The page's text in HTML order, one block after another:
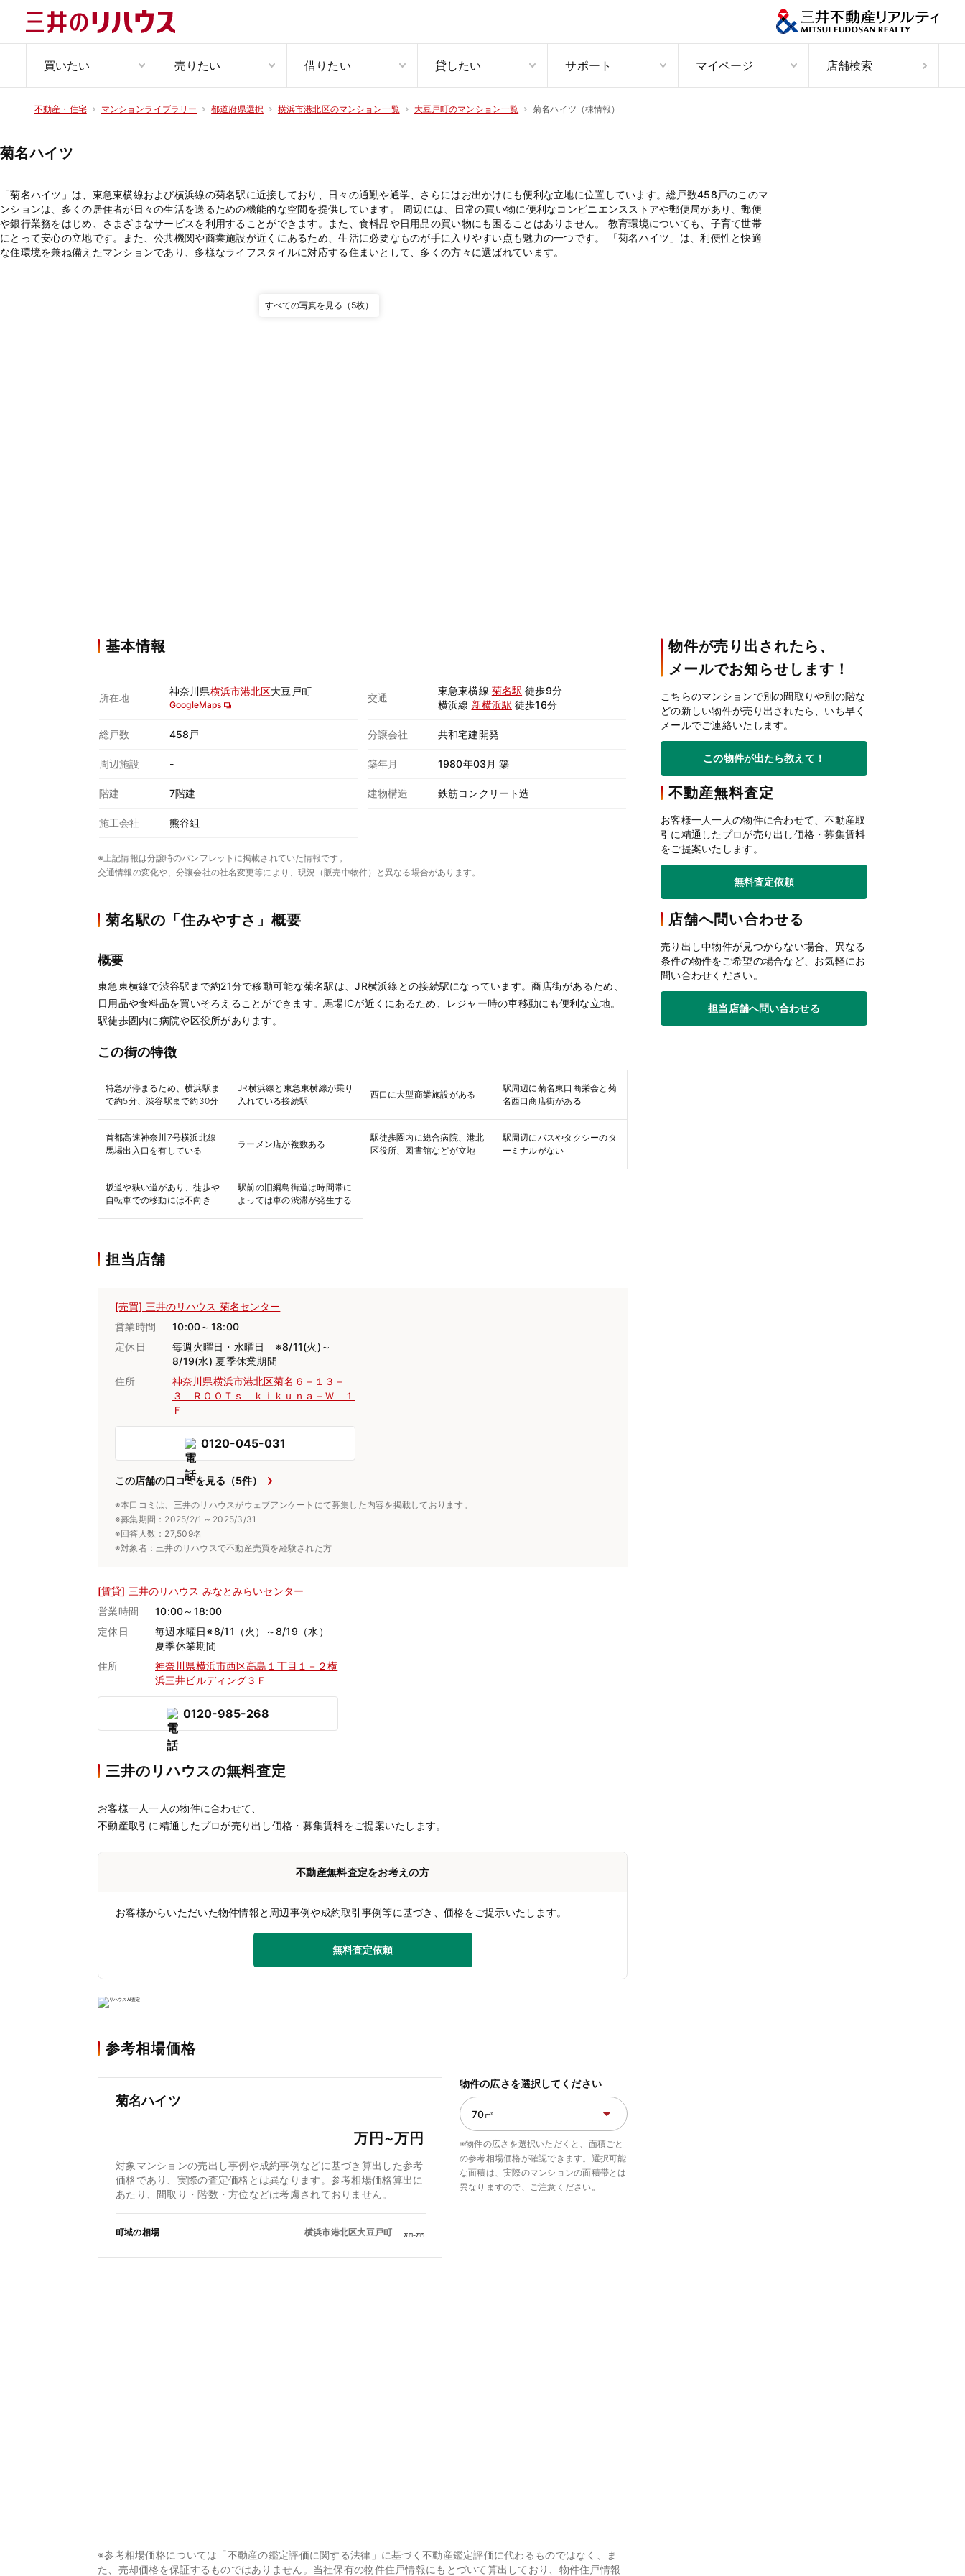
買いたい 売りたい 借りたい 貸したい サポート マイページ 店舗検索
不動産・住宅 マンションライブラリー 都道府県選択 横浜市港北区のマンション一覧 大豆戸町のマンション一覧 菊名ハイツ（棟情報）
菊名ハイツ
「菊名ハイツ」は、東急東横線および横浜線の菊名駅に近接しており、日々の通勤や通学、さらにはお出かけにも便利な立地に位置しています。総戸数458戸のこのマ
ンションは、多くの居住者が日々の生活を送るための機能的な空間を提供しています。 周辺には、日常の買い物に便利なコンビニエンスストアや郵便局があり、郵便
や銀行業務をはじめ、さまざまなサービスを利用することができます。また、食料品や日用品の買い物にも困ることはありません。 教育環境についても、子育て世帯
にとって安心の立地です。また、公共機関や商業施設が近くにあるため、生活に必要なものが手に入りやすい点も魅力の一つです。 「菊名ハイツ」は、利便性と快適
な住環境を兼ね備えたマンションであり、多様なライフスタイルに対応する住まいとして、多くの方々に選ばれています。
すべての写真を見る（5枚）
基本情報
所在地
神奈川県横浜市港北区大豆戸町
GoogleMaps
交通
東急東横線 菊名駅 徒歩9分
横浜線 新横浜駅 徒歩16分
総戸数 458戸 分譲会社 共和宅建開発
周辺施設 - 築年月 1980年03月 築
階建 7階建 建物構造 鉄筋コンクリート造
施工会社 熊谷組
※上記情報は分譲時のパンフレットに掲載されていた情報です。
交通情報の変化や、分譲会社の社名変更等により、現況（販売中物件）と異なる場合があります。
菊名駅の「住みやすさ」概要
概要
東急東横線で渋谷駅まで約21分で移動可能な菊名駅は、JR横浜線との接続駅になっています。商店街があるため、
日用品や食料品を買いそろえることができます。馬場ICが近くにあるため、レジャー時の車移動にも便利な立地。
駅徒歩圏内に病院や区役所があります。
この街の特徴
特急が停まるため、横浜駅ま
で約5分、渋谷駅まで約30分
JR横浜線と東急東横線が乗り
入れている接続駅
西口に大型商業施設がある
駅周辺に菊名東口商栄会と菊
名西口商店街がある
首都高速神奈川7号横浜北線
馬場出入口を有している
ラーメン店が複数ある
駅徒歩圏内に総合病院、港北
区役所、図書館などが立地
駅周辺にバスやタクシーのタ
ーミナルがない
坂道や狭い道があり、徒歩や
自転車での移動には不向き
駅前の旧綱島街道は時間帯に
よっては車の渋滞が発生する
担当店舗
[売買] 三井のリハウス 菊名センター
営業時間
10:00～18:00
定休日
毎週火曜日・水曜日 ※8/11(火)～
8/19(水) 夏季休業期間
住所
神奈川県横浜市港北区菊名６－１３－
３ ＲＯＯＴｓ ｋｉｋｕｎａ－Ｗ １
Ｆ
0120-045-031
この店舗の口コミを見る（5件）
※本口コミは、三井のリハウスがウェブアンケートにて募集した内容を掲載しております。
※募集期間：2025/2/1 ~ 2025/3/31
※回答人数：27,509名
※対象者：三井のリハウスで不動産売買を経験された方
[賃貸] 三井のリハウス みなとみらいセンター
営業時間
10:00～18:00
定休日
毎週水曜日※8/11（火）～8/19（水）
夏季休業期間
住所
神奈川県横浜市西区高島１丁目１－２横
浜三井ビルディング３Ｆ
0120-985-268
三井のリハウスの無料査定
お客様一人一人の物件に合わせて、
不動産取引に精通したプロが売り出し価格・募集賃料をご提案いたします。
不動産無料査定をお考えの方
お客様からいただいた物件情報と周辺事例や成約取引事例等に基づき、価格をご提示いたします。
無料査定依頼
参考相場価格
菊名ハイツ
万円~万円
対象マンションの売出し事例や成約事例などに基づき算出した参考
価格であり、実際の査定価格とは異なります。参考相場価格算出に
あたり、間取り・階数・方位などは考慮されておりません。
町域の相場 横浜市港北区大豆戸町 万円~万円
物件の広さを選択してください
※物件の広さを選択いただくと、面積ごと
の参考相場価格が確認できます。選択可能
な面積は、実際のマンションの面積帯とは
異なりますので、ご注意ください。
※参考相場価格については「不動産の鑑定評価に関する法律」に基づく不動産鑑定評価に代わるものではなく、ま
た、売却価格を保証するものではありません。当社保有の物件住戸情報にもとづいて算出しており、物件住戸情報
物件が売り出されたら、
メールでお知らせします！
こちらのマンションで別の間取りや別の階な
どの新しい物件が売り出されたら、いち早く
メールでご連絡いたします。
この物件が出たら教えて！
不動産無料査定
お客様一人一人の物件に合わせて、不動産取
引に精通したプロが売り出し価格・募集賃料
をご提案いたします。
無料査定依頼
店舗へ問い合わせる
売り出し中物件が見つからない場合、異なる
条件の物件をご希望の場合など、お気軽にお
問い合わせください。
担当店舗へ問い合わせる